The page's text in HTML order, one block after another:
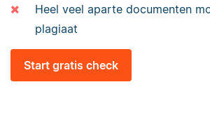
Heel veel aparte documenten
plagiaat
Start gratis check